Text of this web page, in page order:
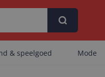
& speelgoed Mode